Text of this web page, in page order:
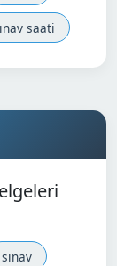
saati
sınav